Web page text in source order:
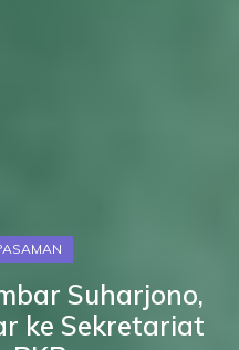
Suharjono,
ke Sekretariat